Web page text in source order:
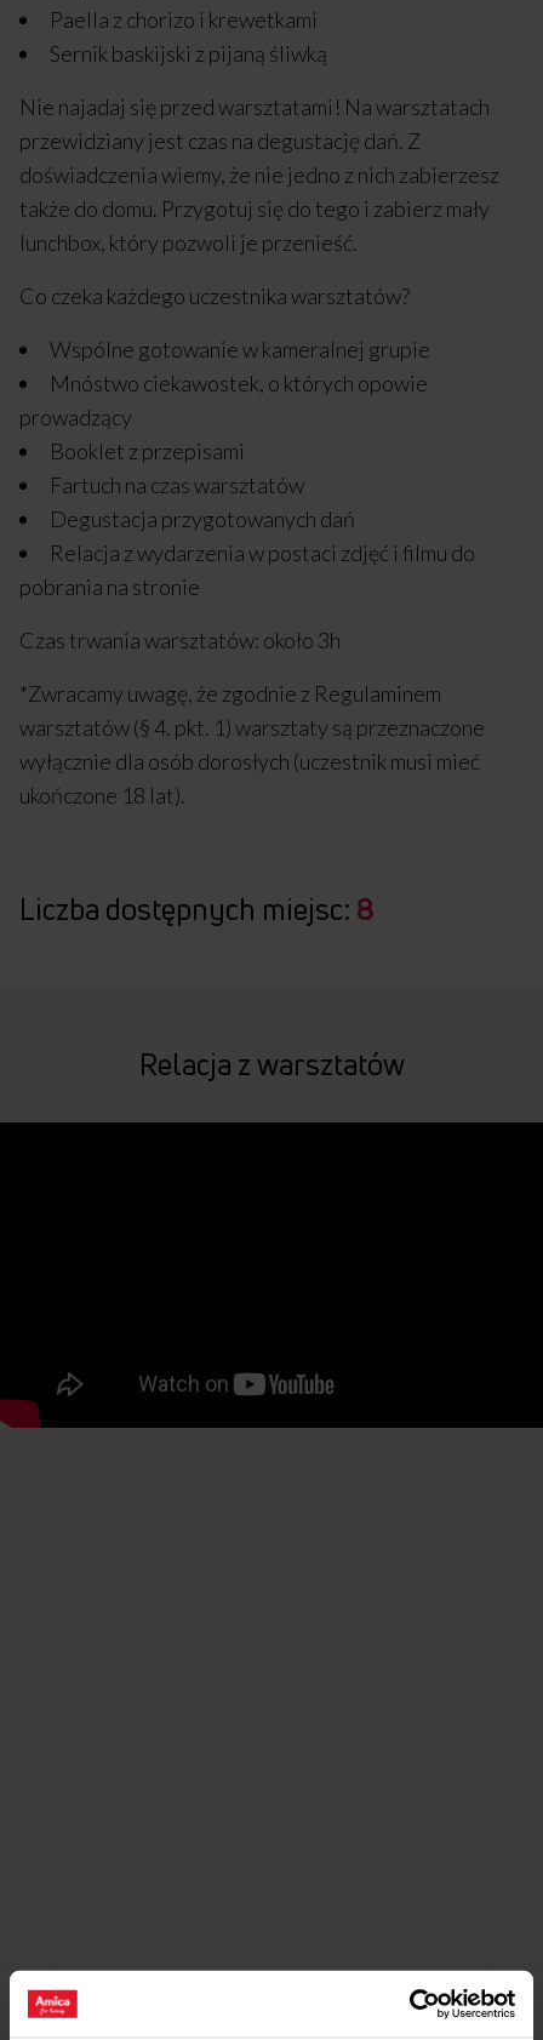
Paella z chorizo i krewetkami
Sernik baskijski z pijaną śliwką
Nie najadaj się przed warsztatami! Na warsztatach
przewidziany jest czas na degustację dań. Z
doświadczenia wiemy, że nie jedno z nich zabierzesz
także do domu. Przygotuj się do tego i zabierz mały
lunchbox, który pozwoli je przenieść.
Co czeka każdego uczestnika warsztatów?
Wspólne gotowanie w kameralnej grupie
Mnóstwo ciekawostek, o których opowie
prowadzący
Booklet z przepisami
Fartuch na czas warsztatów
Degustacja przygotowanych dań
Relacja z wydarzenia w postaci zdjęć i filmu do
pobrania na stronie
Czas trwania warsztatów: około 3h
*Zwracamy uwagę, że zgodnie z Regulaminem
warsztatów (§ 4. pkt. 1) warsztaty są przeznaczone
wyłącznie dla osób dorosłych (uczestnik musi mieć
ukończone 18 lat).
Liczba dostępnych miejsc: 8
Relacja z warsztatów